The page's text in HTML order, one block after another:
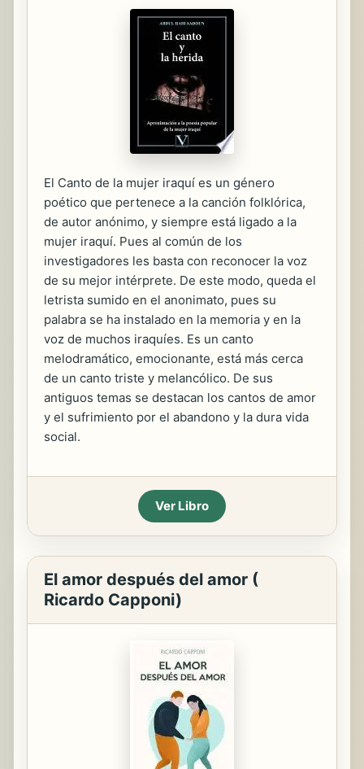
El Canto de la mujer iraquí es un género
poético que pertenece a la canción folklórica,
de autor anónimo, y siempre está ligado a la
mujer iraquí. Pues al común de los
investigadores les basta con reconocer la voz
de su mejor intérprete. De este modo, queda el
letrista sumido en el anonimato, pues su
palabra se ha instalado en la memoria y en la
voz de muchos iraquíes. Es un canto
melodramático, emocionante, está más cerca
de un canto triste y melancólico. De sus
antiguos temas se destacan los cantos de amor
y el sufrimiento por el abandono y la dura vida
social.
Ver Libro
El amor después del amor (
Ricardo Capponi)